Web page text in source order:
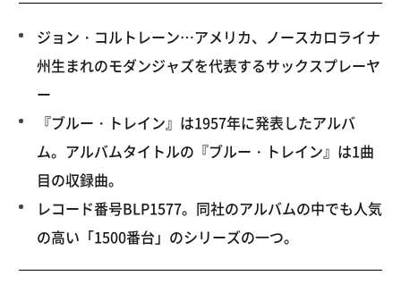
ジョン・コルトレーン…アメリカ、ノースカロライナ
州生まれのモダンジャズを代表するサックスプレーヤ
ー
『ブルー・トレイン』は1957年に発表したアルバ
ム。アルバムタイトルの『ブルー・トレイン』は1曲
目の収録曲。
レコード番号BLP1577。同社のアルバムの中でも人気
の高い「1500番台」のシリーズの一つ。